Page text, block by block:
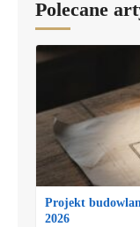
Polecane
Projekt
2026